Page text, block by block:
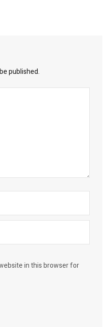
published.
in this browser for